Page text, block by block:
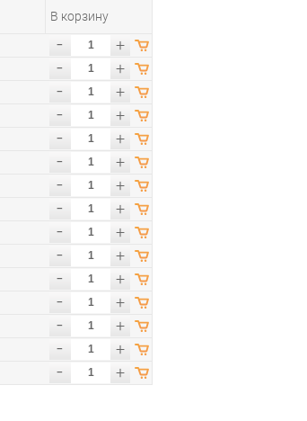
В корзину
- +
- +
- +
- +
- +
- +
- +
- +
- +
- +
- +
- +
- +
- +
- +